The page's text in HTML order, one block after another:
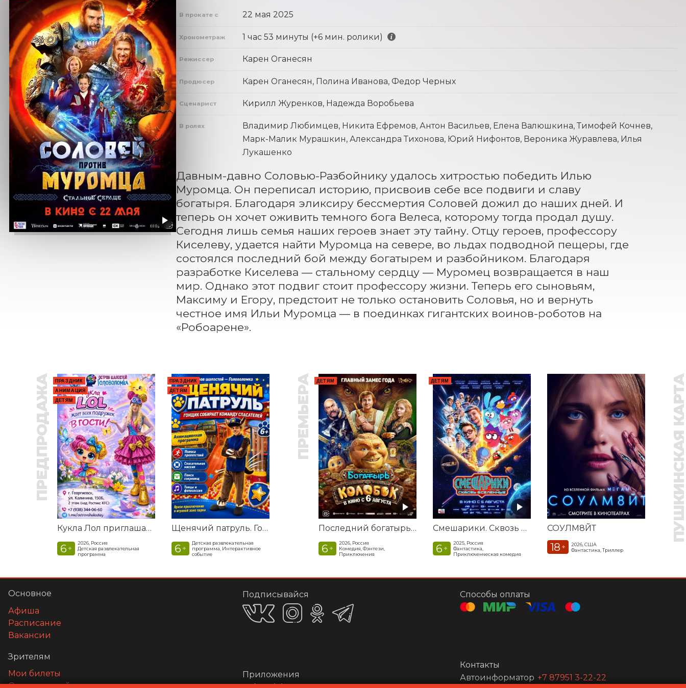
В прокате с 22 мая 2025
Хронометраж 1 час 53 минуты (+6 мин. ролики)
Режиссер Карен Оганесян
Продюсер Карен Оганесян, Полина Иванова, Федор Черных
Сценарист Кирилл Журенков, Надежда Воробьева
В ролях
Владимир Любимцев, Никита Ефремов, Антон Васильев, Елена Валюшкина, Тимофей Кочнев,
Марк-Малик Мурашкин, Александра Тихонова, Юрий Нифонтов, Вероника Журавлева, Илья
Лукашенко
Давным-давно Соловью-Разбойнику удалось хитростью победить Илью
Муромца. Он переписал историю, присвоив себе все подвиги и славу
богатыря. Благодаря эликсиру бессмертия Соловей дожил до наших дней. И
теперь он хочет оживить темного бога Велеса, которому тогда продал душу.
Сегодня лишь семья наших героев знает эту тайну. Отцу героев, профессору
Киселеву, удается найти Муромца на севере, во льдах подводной пещеры, где
состоялся последний бой между богатырем и разбойником. Благодаря
разработке Киселева — стальному сердцу — Муромец возвращается в наш
мир. Однако этот подвиг стоит профессору жизни. Теперь его сыновьям,
Максиму и Егору, предстоит не только остановить Соловья, но и вернуть
честное имя Ильи Муромца — в поединках гигантских воинов-роботов на
«Робоарене».
ПРЕДПРОДАЖА
ПРАЗДНИК
АНИМАЦИЯ
ДЕТЯМ
Кукла Лол приглашает в гости
6 +
2026, Россия
Детская развлекательная
программа
ПРАЗДНИК
ДЕТЯМ
Щенячий патруль. Гонщик собирает команду спасателей
6 +
Детская развлекательная
программа, Интерактивное
событие
ПРЕМЬЕРА ДЕТЯМ
Последний богатырь. Колобок
6 +
2026, Россия
Комедия, Фэнтези,
Приключения
ДЕТЯМ
Смешарики. Сквозь вселенные
6 +
2025, Россия
Фантастика,
Приключенческая комедия
СОУЛМ8ЙТ
18 +
2026, США
Фантастика, Триллер
Основное
Афиша
Расписание
Вакансии
Зрителям
Мои билеты
Оплата картой
Подписывайся
Приложения
Способы оплаты
Контакты
Автоинформатор +7 87951 3-22-22